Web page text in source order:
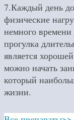
7.Каждый день
физические
немного
прогулка
является
можно начать
который
жизни.